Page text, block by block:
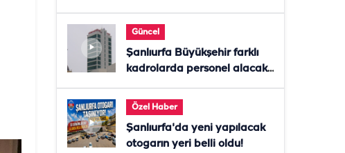
Güncel
Şanlıurfa Büyükşehir farklı
kadrolarda personel alacak!
Özel Haber
Şanlıurfa'da yeni yapılacak
otogarın yeri belli oldu!